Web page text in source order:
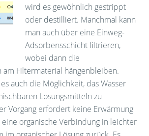
wird es gewöhnlich gestrippt
oder destilliert. Manchmal kann
man auch über eine Einweg-
Adsorbensschicht filtrieren,
wobei dann die
am Filtermaterial hängenbleiben.
auch die Möglichkeit, das Wasser
Lösungsmitteln zu
Vorgang erfordert keine Erwärmung
organische Verbindung in leichter